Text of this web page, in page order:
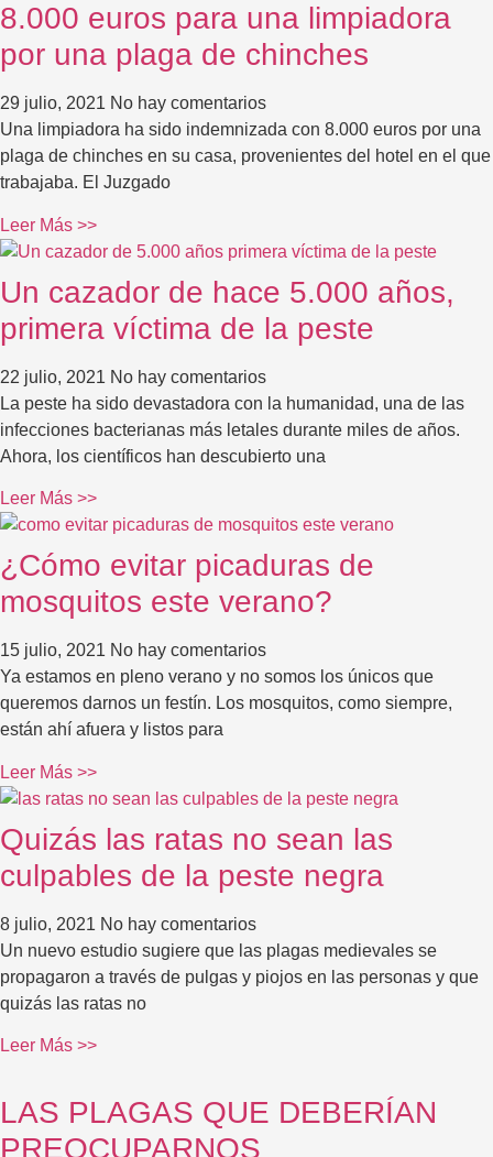
8.000 euros para una limpiadora
por una plaga de chinches
29 julio, 2021 No hay comentarios
Una limpiadora ha sido indemnizada con 8.000 euros por una
plaga de chinches en su casa, provenientes del hotel en el que
trabajaba. El Juzgado
Leer Más >>
Un cazador de hace 5.000 años,
primera víctima de la peste
22 julio, 2021 No hay comentarios
La peste ha sido devastadora con la humanidad, una de las
infecciones bacterianas más letales durante miles de años.
Ahora, los científicos han descubierto una
Leer Más >>
¿Cómo evitar picaduras de
mosquitos este verano?
15 julio, 2021 No hay comentarios
Ya estamos en pleno verano y no somos los únicos que
queremos darnos un festín. Los mosquitos, como siempre,
están ahí afuera y listos para
Leer Más >>
Quizás las ratas no sean las
culpables de la peste negra
8 julio, 2021 No hay comentarios
Un nuevo estudio sugiere que las plagas medievales se
propagaron a través de pulgas y piojos en las personas y que
quizás las ratas no
Leer Más >>
LAS PLAGAS QUE DEBERÍAN
PREOCUPARNOS